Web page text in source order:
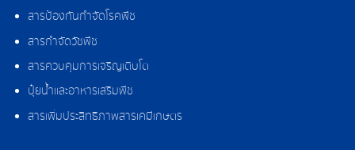
สารป้องกันกำจัดโรคพืช
สารกำจัดวัชพืช
สารควบคุมการเจริญเติบโต
ปุ๋ยน้ำและอาหารเสริมพืช
สารเพิ่มประสิทธิภาพสารเคมีเกษตร